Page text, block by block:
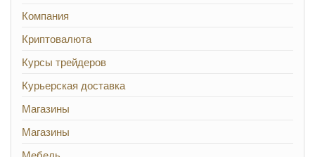
Компания
Криптовалюта
Курсы трейдеров
Курьерская доставка
Магазины
Магазины